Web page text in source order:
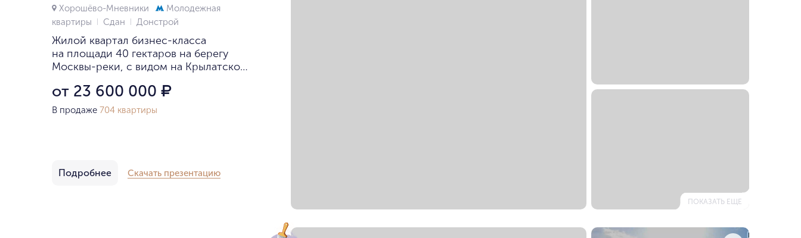
Хорошёво-Мневники
Молодежная
квартиры
Сдан Донстрой
Жилой квартал бизнес-класса
на площади 40 гектаров на берегу
Москвы-реки, с видом на Крылатское
от 23 600 000 ₽
В продаже 704 квартиры
Подробнее Скачать презентацию
ПОКАЗАТЬ ЕЩЕ